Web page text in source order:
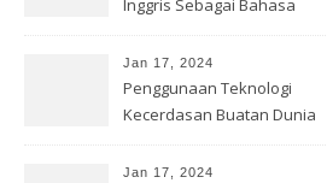
Inggris Sebagai Bahasa
Jan 17, 2024
Penggunaan Teknologi
Kecerdasan Buatan Dunia
Jan 17, 2024